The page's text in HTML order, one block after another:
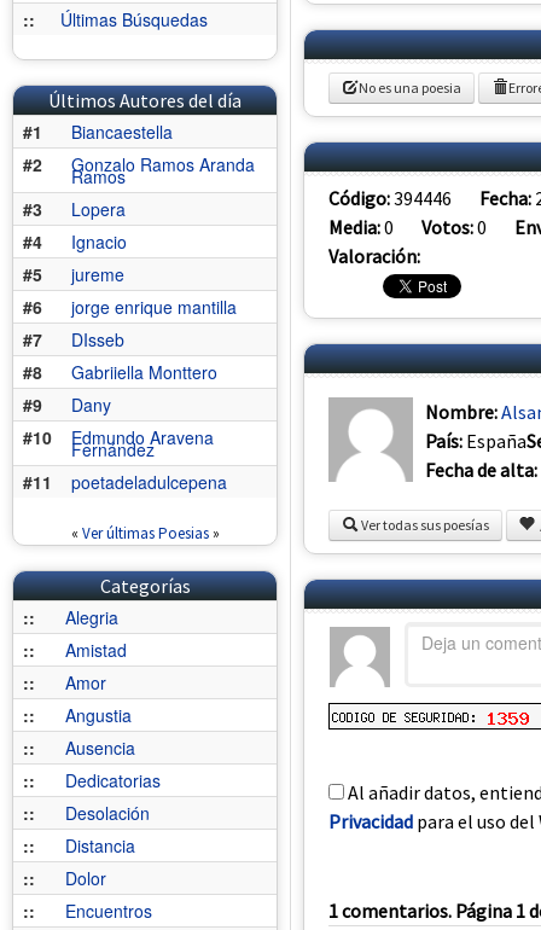
::
Últimas Búsquedas
Últimos Autores del día
#1
Biancaestella
#2
Gonzalo Ramos Aranda
Ramos
#3
Lopera
#4
Ignacio
#5
jureme
#6
jorge enrique mantilla
#7
DIsseb
#8
Gabriiella Monttero
#9
Dany
#10
Edmundo Aravena
Fernández
#11
poetadeladulcepena
« Ver últimas Poesias»
Categorías
::
Alegria
::
Amistad
::
Amor
::
Angustia
::
Ausencia
::
Dedicatorias
::
Desolación
::
Distancia
::
Dolor
::
Encuentros
No es una poesia
Código:394446 Fecha:
Media:0 Votos:0
Valoración:
Nombre:
País: España
Fecha de alta:
Ver todas sus poesías
Al añadir datos,
Privacidad para el uso del
1 comentarios. Página 1